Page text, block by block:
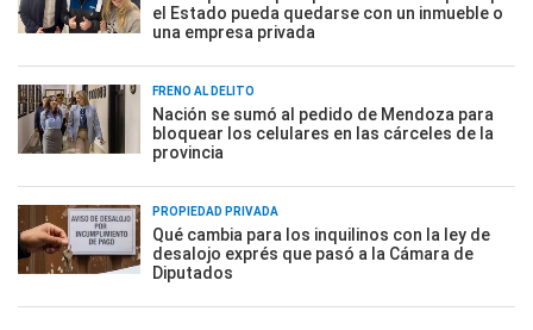
el Estado pueda quedarse con un inmueble o
una empresa privada
FRENO AL DELITO
Nación se sumó al pedido de Mendoza para
bloquear los celulares en las cárceles de la
provincia
PROPIEDAD PRIVADA
Qué cambia para los inquilinos con la ley de
desalojo exprés que pasó a la Cámara de
Diputados